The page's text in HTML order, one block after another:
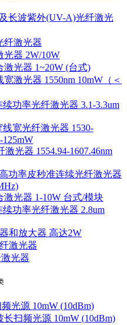
长波紫外(UV-A)光纤激光
纤激光器
光器 2W/10W
激光器 1~20W (台式)
激光器 1550nm 10mW（＜
功率光纤激光器 3.1-3.3um
线宽光纤激光器 1530-
125mW
光器 1554.94-1607.46nm
功率皮秒准连续光纤激光器
激光器 1-10W 台式/模块
功率光纤激光器 2.8um
和放大器 高达2W
激光器
光器
光源 10mW (10dBm)
长扫频光源 10mW (10dBm)